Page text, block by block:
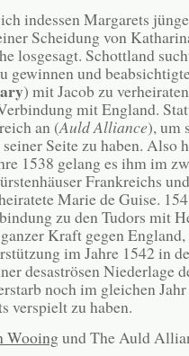
indessen Margarets
Scheidung von
losgesagt. Schottland
gewinnen und
) mit Jacob zu
mit England.
an (Auld Alliance), um
Seite zu haben. Also
1538 gelang es ihm im
Frankreichs
Marie de Guise.
zu den Tudors mit
Kraft gegen England,
im Jahre 1542 in
desaströsen Niederlage
noch im gleichen
verspielt zu haben.
Wooingund The Auld